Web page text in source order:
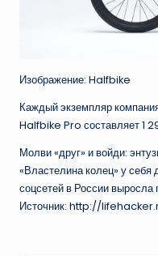
Изображение: Halfbike
Каждый экземпляр
Halfbike Pro составляет 1
Молви «друг» и войди:
«Властелина колец» у
соцсетей в России выросла
Источник: http://